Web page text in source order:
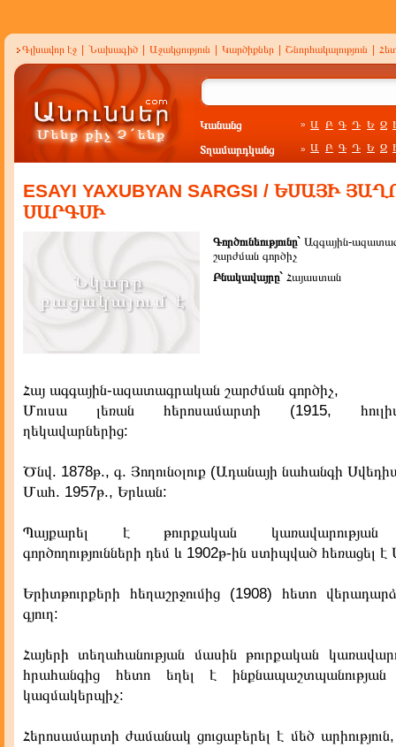
Գլխավոր էջ Նախագիծ Աջակցություն Կարծիքներ Շնորհակալություն
Կանանց » Ա Բ Գ Դ Ե Զ
Տղամարդկանց » Ա Բ Գ Դ Ե Զ
ESAYI YAXUBYAN SARGSI / ԵՍԱՅԻ
ՍԱՐԳՍԻ
Գործունեությունը` Ազգային-
շարժման գործիչ
Բնակավայրը` Հայաստան
Հայ ագգային-ազատագրական շարժման գործիչ,
Մուսա լեռան հերոսամարտի (1915, հուլիս-
ղեկավարներից:
Ծնվ. 1878թ., գ. Յողունօլուք (Ադանայի նահանգի
Մահ. 1957թ., Երևան:
Պայքարել է թուրքական կառավարության
գործողությունների դեմ և 1902թ-ին ստիպված հեռացել
Երիտթուրքերի հեղաշրջումից (1908) հետո
գյուղ:
Հայերի տեղահանության մասին թուրքական
հրահանգից հետո եղել է
կազմակերպիչ:
Հերոսամարտի ժամանակ ցուցաբերել է մեծ